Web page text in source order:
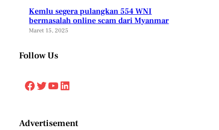
Kemlu segera pulangkan 554 WNI
bermasalah online scam dari Myanmar
Maret 15, 2025
Follow Us
Facebook Twitter YouTube LinkedIn
Advertisement